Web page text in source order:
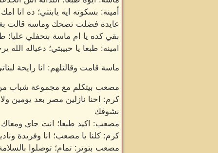
أمينة: بسكوته ايه يابنتي؛ ده انا
عايدة فضلت تضحك وماسة قالت
بقي كده يا ام ماسة بتحفلي عليا؛
امينه: طبعا يا حبيبتي؛ دعياله
ماسة قامت وقالتلهم: انا رايحة
مصعب بيتكلم مع مجموعة شباب من
كرم: احنا نازلين مصر بعد يومين
نشوفك
مصعب: اكيد طبعا؛ انت جاي
كرم: كلنا يا مصعب؛ انا وفريدة
مصعب بتوتر: تمام؛ توصلوا